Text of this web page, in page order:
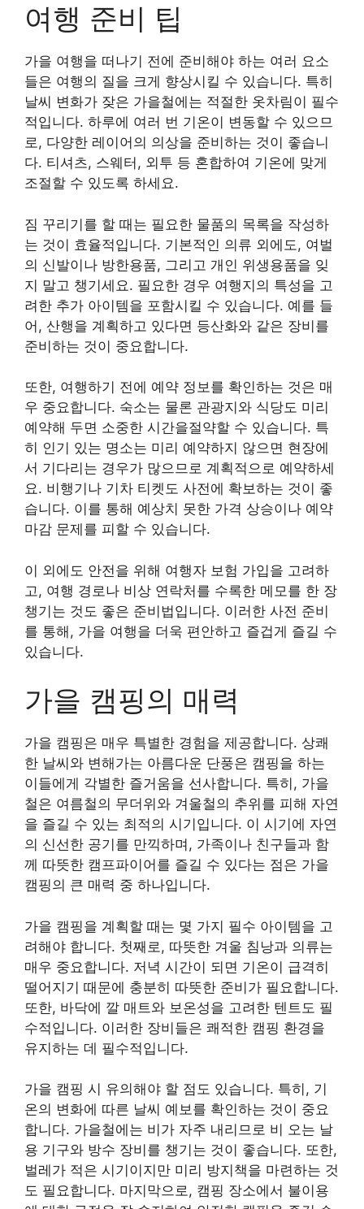
여행 준비 팁
가을 여행을 떠나기 전에 준비해야 하는 여러 요소
들은 여행의 질을 크게 향상시킬 수 있습니다. 특히
날씨 변화가 잦은 가을철에는 적절한 옷차림이 필수
적입니다. 하루에 여러 번 기온이 변동할 수 있으므
로, 다양한 레이어의 의상을 준비하는 것이 좋습니
다. 티셔츠, 스웨터, 외투 등 혼합하여 기온에 맞게
조절할 수 있도록 하세요.
짐 꾸리기를 할 때는 필요한 물품의 목록을 작성하
는 것이 효율적입니다. 기본적인 의류 외에도, 여벌
의 신발이나 방한용품, 그리고 개인 위생용품을 잊
지 말고 챙기세요. 필요한 경우 여행지의 특성을 고
려한 추가 아이템을 포함시킬 수 있습니다. 예를 들
어, 산행을 계획하고 있다면 등산화와 같은 장비를
준비하는 것이 중요합니다.
또한, 여행하기 전에 예약 정보를 확인하는 것은 매
우 중요합니다. 숙소는 물론 관광지와 식당도 미리
예약해 두면 소중한 시간을절약할 수 있습니다. 특
히 인기 있는 명소는 미리 예약하지 않으면 현장에
서 기다리는 경우가 많으므로 계획적으로 예약하세
요. 비행기나 기차 티켓도 사전에 확보하는 것이 좋
습니다. 이를 통해 예상치 못한 가격 상승이나 예약
마감 문제를 피할 수 있습니다.
이 외에도 안전을 위해 여행자 보험 가입을 고려하
고, 여행 경로나 비상 연락처를 수록한 메모를 한 장
챙기는 것도 좋은 준비법입니다. 이러한 사전 준비
를 통해, 가을 여행을 더욱 편안하고 즐겁게 즐길 수
있습니다.
가을 캠핑의 매력
가을 캠핑은 매우 특별한 경험을 제공합니다. 상쾌
한 날씨와 변해가는 아름다운 단풍은 캠핑을 하는
이들에게 각별한 즐거움을 선사합니다. 특히, 가을
철은 여름철의 무더위와 겨울철의 추위를 피해 자연
을 즐길 수 있는 최적의 시기입니다. 이 시기에 자연
의 신선한 공기를 만끽하며, 가족이나 친구들과 함
께 따뜻한 캠프파이어를 즐길 수 있다는 점은 가을
캠핑의 큰 매력 중 하나입니다.
가을 캠핑을 계획할 때는 몇 가지 필수 아이템을 고
려해야 합니다. 첫째로, 따뜻한 겨울 침낭과 의류는
매우 중요합니다. 저녁 시간이 되면 기온이 급격히
떨어지기 때문에 충분히 따뜻한 준비가 필요합니다.
또한, 바닥에 깔 매트와 보온성을 고려한 텐트도 필
수적입니다. 이러한 장비들은 쾌적한 캠핑 환경을
유지하는 데 필수적입니다.
가을 캠핑 시 유의해야 할 점도 있습니다. 특히, 기
온의 변화에 따른 날씨 예보를 확인하는 것이 중요
합니다. 가을철에는 비가 자주 내리므로 비 오는 날
용 기구와 방수 장비를 챙기는 것이 좋습니다. 또한,
벌레가 적은 시기이지만 미리 방지책을 마련하는 것
도 필요합니다. 마지막으로, 캠핑 장소에서 불이용